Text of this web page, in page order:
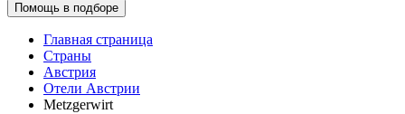
Помощь в подборе
Главная страница
Страны
Австрия
Отели Австрии
Metzgerwirt